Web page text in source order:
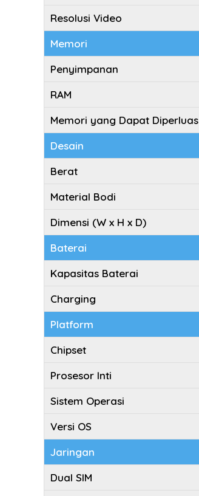
Resolusi Video
Memori
Penyimpanan
RAM
Memori yang Dapat Diperluas
Desain
Berat
Material Bodi
Dimensi (W x H x D)
Baterai
Kapasitas Baterai
Charging
Platform
Chipset
Prosesor Inti
Sistem Operasi
Versi OS
Jaringan
Dual SIM